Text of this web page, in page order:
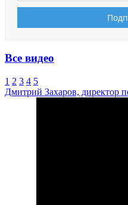
Все видео
1 2 3 4 5
Дмитрий Захаров, директор